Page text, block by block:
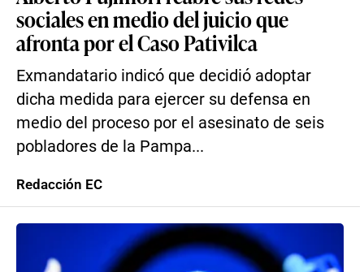
sociales en medio del juicio que
afronta por el Caso Pativilca
Exmandatario indicó que decidió adoptar
dicha medida para ejercer su defensa en
medio del proceso por el asesinato de seis
pobladores de la Pampa...
Redacción EC